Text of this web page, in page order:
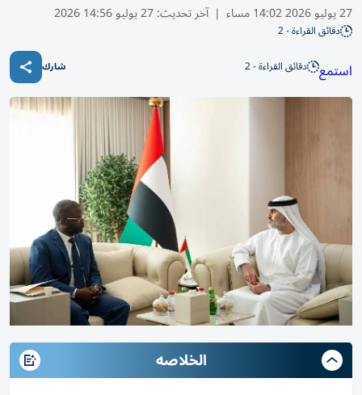
27 يوليو 2026 14:02 مساء | آخر تحديث:27 يوليو 14:56 2026
دقائق القراءة - 2
استمع دقائق القراءة - 2 شارك
الخلاصه